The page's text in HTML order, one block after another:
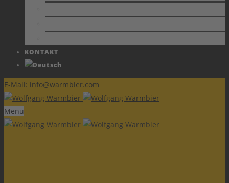
KONTAKT
E-Mail: info@warmbier.com
Menu